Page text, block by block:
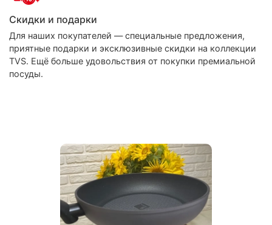
Скидки и подарки
Для наших покупателей — специальные предложения,
приятные подарки и эксклюзивные скидки на коллекции
TVS. Ещё больше удовольствия от покупки премиальной
посуды.